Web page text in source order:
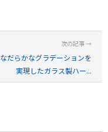
なだらかなグラデーションを
実現したガラス製ハー...